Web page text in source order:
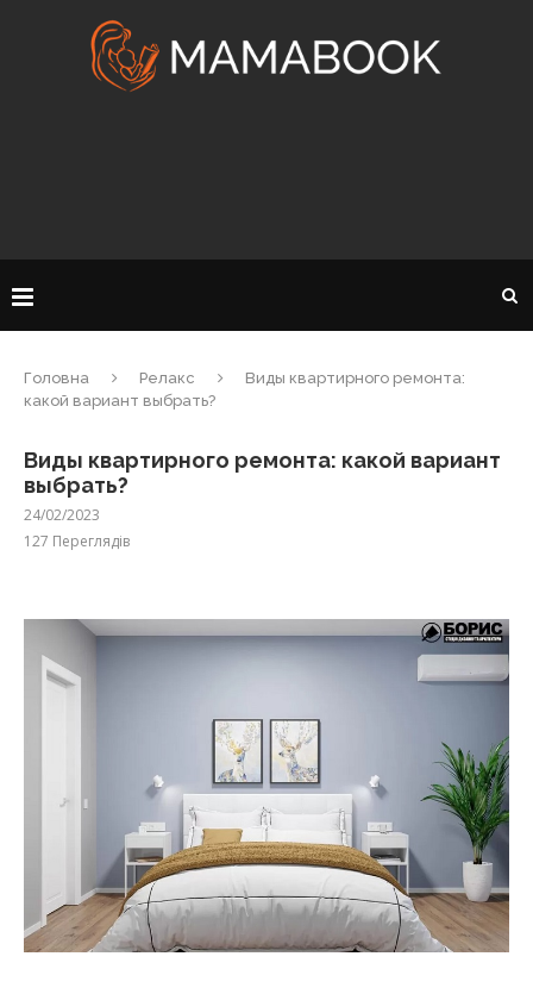
Головна Релакс
Виды квартирного ремонта:
какой вариант выбрать?
Виды квартирного ремонта: какой вариант
выбрать?
24/02/2023
127 Переглядів